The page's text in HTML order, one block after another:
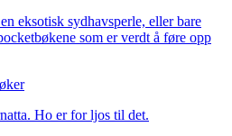
eksotisk sydhavsperle, eller bare
som er verdt å føre opp
Ho er for ljos til det.